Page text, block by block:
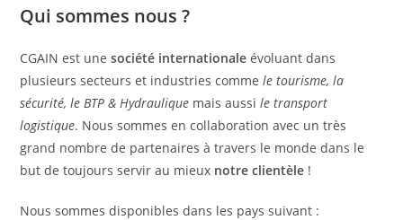
Qui sommes nous ?
CGAIN est unesociété internationale évoluant dans
plusieurs secteurs et industries commele tourisme, la
sécurité, le BTP & Hydraulique mais aussile transport
logistique. Nous sommes en collaboration avec un très
grand nombre de partenaires à travers le monde dans le
but de toujours servir au mieux notre clientèle !
Nous sommes disponibles dans les pays suivant :